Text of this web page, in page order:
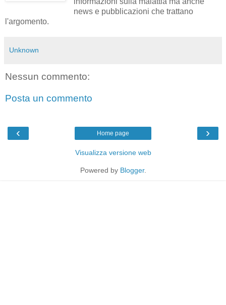
news e pubblicazioni che trattano
l'argomento.
Unknown
Nessun commento:
Posta un commento
‹ ›
Home page
Visualizza versione web
Powered by Blogger.